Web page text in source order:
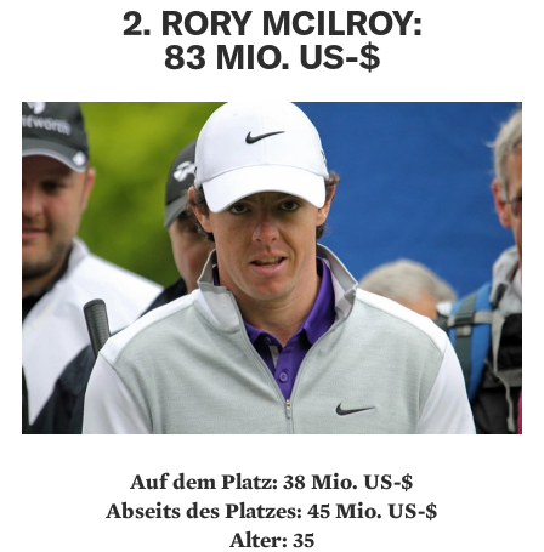
2. RORY MCILROY:
83 MIO. US-$
Auf dem Platz: 38 Mio. US-$
Abseits des Platzes: 45 Mio. US-$
Alter: 35